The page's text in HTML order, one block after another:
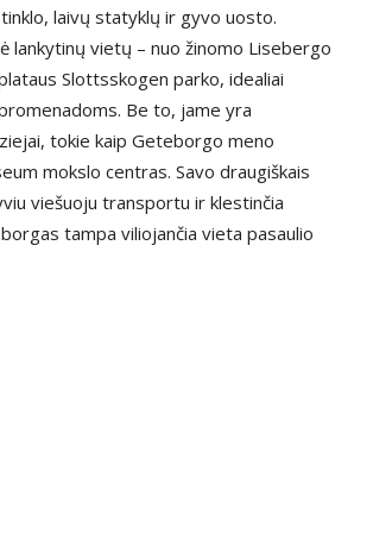
laivų statyklų ir gyvo uosto.
lankytinų vietų – nuo ​​žinomo Lisebergo
Slottsskogen parko, idealiai
Be to, jame yra
tokie kaip Geteborgo meno
mokslo centras. Savo draugiškais
viešuoju transportu ir klestinčia
tampa viliojančia vieta pasaulio